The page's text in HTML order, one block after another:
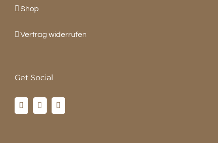
Shop
Vertrag widerrufen
Get Social